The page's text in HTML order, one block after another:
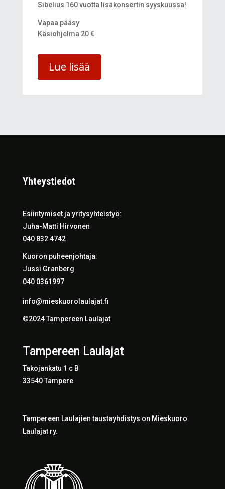
Sibelius 160 vuotta lisäkonsertin syyskuussa!
Vapaa pääsy
Käsiohjelma 20 €
Lue lisää
Yhteystiedot
Esiintymiset ja yritysyhteistyö:
Juha-Matti Hirvonen
040 832 4742
Kuoron puheenjohtaja:
Jussi Granberg
040 0361997
info@mieskuorolaulajat.fi
©2024 Tampereen Laulajat
Tampereen Laulajat
Takojankatu 1 c B
33540 Tampere
Tampereen Laulajien taustayhdistys on Mieskuoro
Laulajat ry.